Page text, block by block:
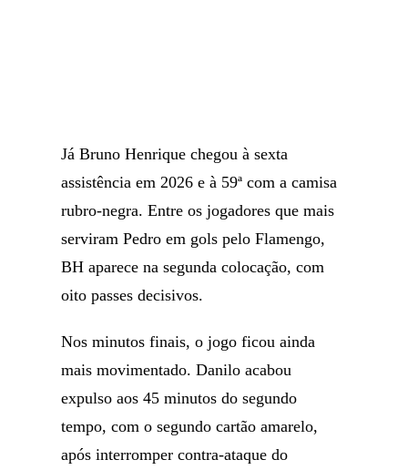
Já Bruno Henrique chegou à sexta
assistência em 2026 e à 59ª com a camisa
rubro-negra. Entre os jogadores que mais
serviram Pedro em gols pelo Flamengo,
BH aparece na segunda colocação, com
oito passes decisivos.
Nos minutos finais, o jogo ficou ainda
mais movimentado. Danilo acabou
expulso aos 45 minutos do segundo
tempo, com o segundo cartão amarelo,
após interromper contra-ataque do